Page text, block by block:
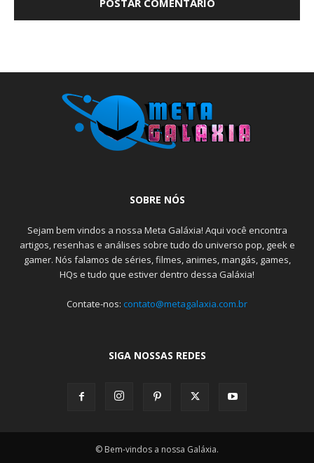
SOBRE NÓS
Sejam bem vindos a nossa Meta Galáxia! Aqui você encontra
artigos, resenhas e análises sobre tudo do universo pop, geek e
gamer. Nós falamos de séries, filmes, animes, mangás, games,
HQs e tudo que estiver dentro dessa Galáxia!
Contate-nos: contato@metagalaxia.com.br
SIGA NOSSAS REDES
© Bem-vindos a nossa Galáxia.